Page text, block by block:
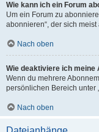
Wie kann ich ein Forum
Um ein Forum zu
abonnieren“, der sich
Nach oben
Wie deaktiviere ich meine
Wenn du mehrere
persönlichen Bereich unter
Nach oben